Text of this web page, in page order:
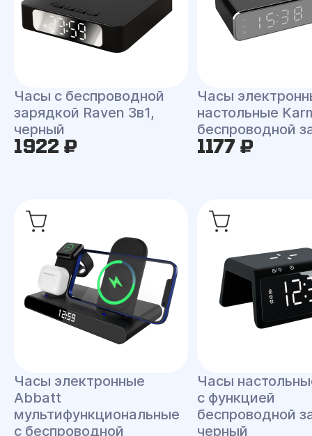
Часы с беспроводной
зарядкой Raven 3в1,
черный
1922 ₽
Часы
настольные
беспроводной
1177 ₽
Часы электронные
Abbatt
мультифункциональные
с беспроводной
Часы
с функцией
беспроводной
черный